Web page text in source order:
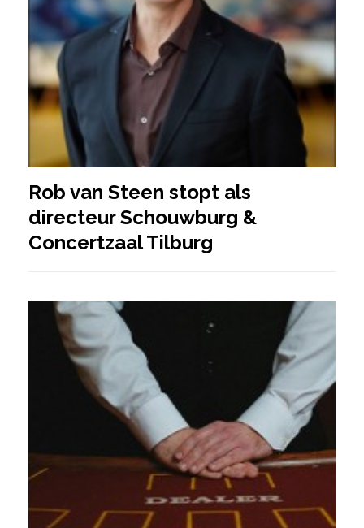
Rob van Steen stopt als
directeur Schouwburg &
Concertzaal Tilburg